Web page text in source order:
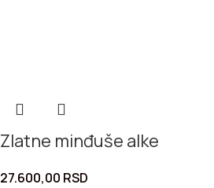
Zlatne minđuše alke
27.600,00 RSD